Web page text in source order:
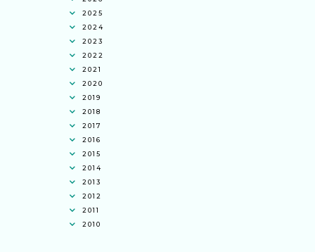
2025
2024
2023
2022
2021
2020
2019
2018
2017
2016
2015
2014
2013
2012
2011
2010